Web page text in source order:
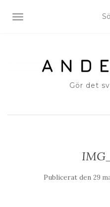
SLÅ PÅ/AV NAVIGERING
Gör det
Publicerat den 29